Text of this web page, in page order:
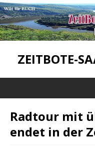
ZEITBOTE-
Radtour mit
endet in der